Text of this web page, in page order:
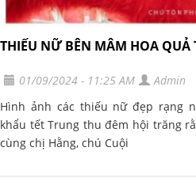
THIẾU NỮ BÊN MÂM HOA QUẢ
01/09/2024 - 11:25 AM
Admin
Hình ảnh các thiếu nữ đẹp rạng
khẩu tết Trung thu đêm hội trăng
cùng chị Hằng, chú Cuội